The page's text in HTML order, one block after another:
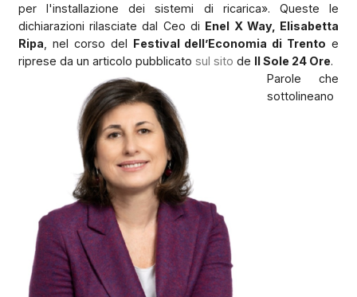
per l'installazione dei sistemi di ricarica». Queste le
dichiarazioni rilasciate dal Ceo di Enel X Way, Elisabetta
Ripa , nel corso del Festival dell’Economia di Trento e
riprese da un articolo pubblicato sul sito de Il Sole 24 Ore.
Parole che
sottolineano